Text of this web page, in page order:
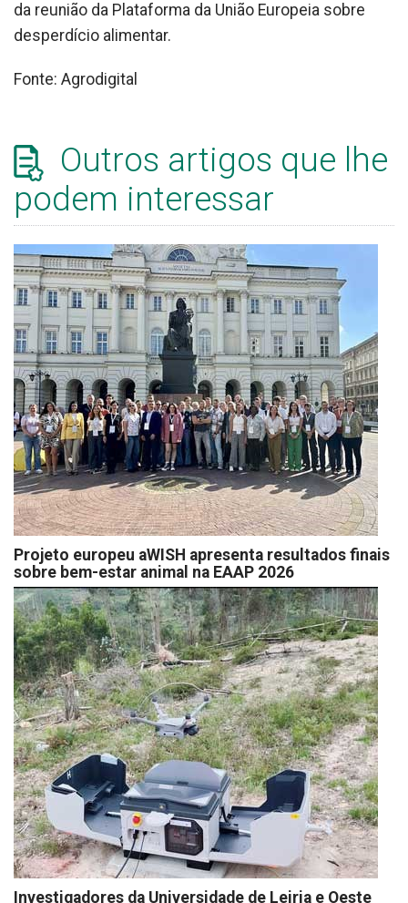
da reunião da Plataforma da União Europeia sobre
desperdício alimentar.
Fonte: Agrodigital
Outros artigos que lhe
podem interessar
Projeto europeu aWISH apresenta resultados finais
sobre bem-estar animal na EAAP 2026
Investigadores da Universidade de Leiria e Oeste